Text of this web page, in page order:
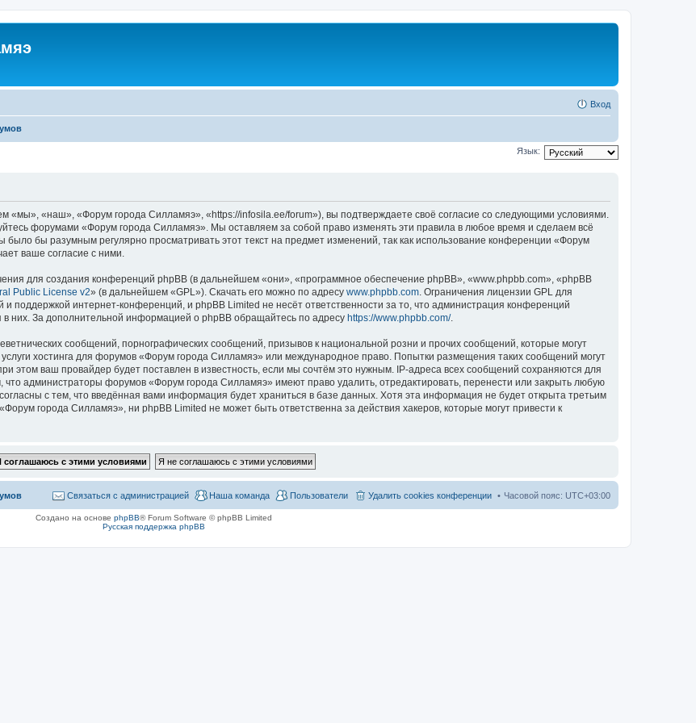
Вход
Язык:
«наш», «Форум города Силламяэ», «https://infosila.ee/forum»), вы подтверждаете своё согласие со следующими условиями.
форумами «Форум города Силламяэ». Мы оставляем за собой право изменять эти правила в любое время и сделаем всё
бы разумным регулярно просматривать этот текст на предмет изменений, так как использование конференции «Форум
ваше согласие с ними.
для создания конференций phpBB (в дальнейшем «они», «программное обеспечение phpBB», «www.phpbb.com», «phpBB
Public License v2» (в дальнейшем «GPL»). Скачать его можно по адресу www.phpbb.com. Ограничения лицензии GPL для
и поддержкой интернет-конференций, и phpBB Limited не несёт ответственности за то, что администрация конференций
них. За дополнительной информацией о phpBB обращайтесь по адресу https://www.phpbb.com/.
сообщений, порнографических сообщений, призывов к национальной розни и прочих сообщений, которые могут
хостинга для форумов «Форум города Силламяэ» или международное право. Попытки размещения таких сообщений могут
этом ваш провайдер будет поставлен в известность, если мы сочтём это нужным. IP-адреса всех сообщений сохраняются для
администраторы форумов «Форум города Силламяэ» имеют право удалить, отредактировать, перенести или закрыть любую
с тем, что введённая вами информация будет храниться в базе данных. Хотя эта информация не будет открыта третьим
города Силламяэ», ни phpBB Limited не может быть ответственна за действия хакеров, которые могут привести к
Часовой пояс: UTC+03:00
Удалить cookies конференции
Пользователи
Наша команда
Связаться с администрацией
Создано на основе phpBB® Forum Software © phpBB Limited
Русская поддержка phpBB